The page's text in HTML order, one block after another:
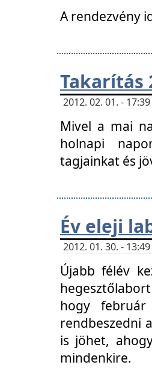
A rendezvény
Takarítás
2012. 02. 01. -
Mivel a mai
holnapi
tagjainkat és
Év eleji
2012. 01. 30. -
Újabb félév
hogy
rendbeszedni
is jöhet,
mindenkire.